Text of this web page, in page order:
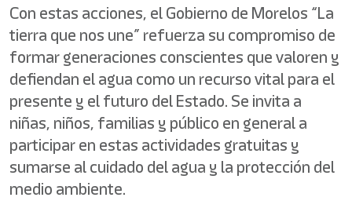
Con estas acciones, el Gobierno de Morelos “La
tierra que nos une” refuerza su compromiso de
formar generaciones conscientes que valoren y
defiendan el agua como un recurso vital para el
presente y el futuro del Estado. Se invita a
niñas, niños, familias y público en general a
participar en estas actividades gratuitas y
sumarse al cuidado del agua y la protección del
medio ambiente.